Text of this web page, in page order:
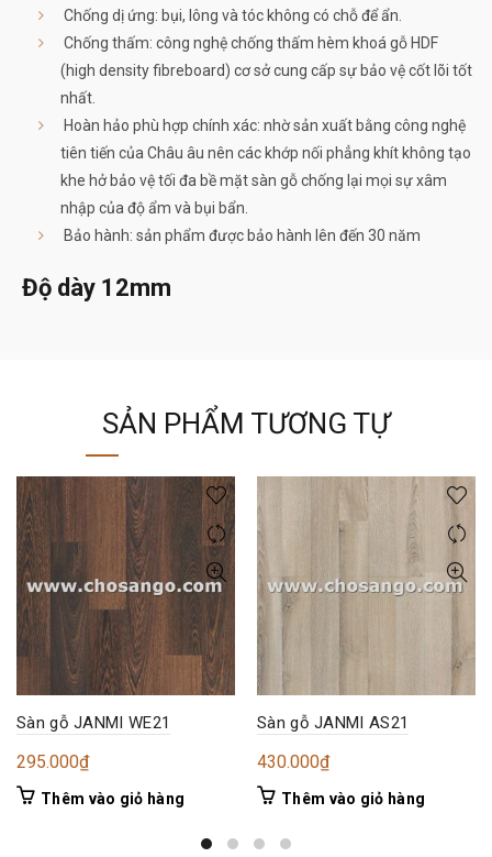
Chống dị ứng: bụi, lông và tóc không có chỗ để ẩn.
Chống thấm: công nghệ chống thấm hèm khoá gỗ HDF
(high density fibreboard) cơ sở cung cấp sự bảo vệ cốt lõi tốt
nhất.
Hoàn hảo phù hợp chính xác: nhờ sản xuất bằng công nghệ
tiên tiến của Châu âu nên các khớp nối phẳng khít không tạo
khe hở bảo vệ tối đa bề mặt sàn gỗ chống lại mọi sự xâm
nhập của độ ẩm và bụi bẩn.
Bảo hành: sản phẩm được bảo hành lên đến 30 năm
Độ dày 12mm
SẢN PHẨM TƯƠNG TỰ
Sàn gỗ JANMI WE21
295.000₫
Thêm vào giỏ hàng
Sàn gỗ JANMI AS21
430.000₫
Thêm vào giỏ hàng